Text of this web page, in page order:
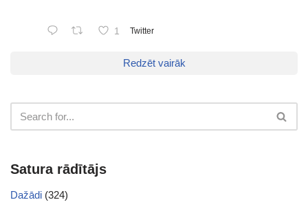
1 Twitter
Redzēt vairāk
Satura rādītājs
Dažādi (324)